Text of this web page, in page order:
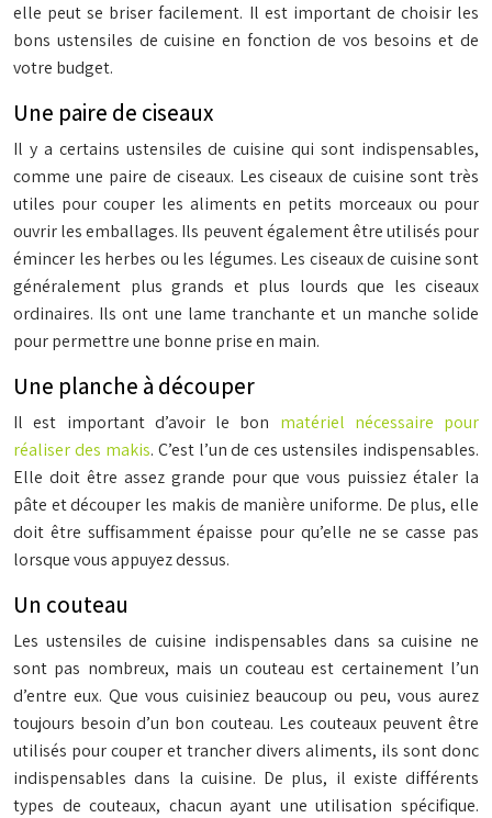
elle peut se briser facilement. Il est important de choisir les
bons ustensiles de cuisine en fonction de vos besoins et de
votre budget.
Une paire de ciseaux
Il y a certains ustensiles de cuisine qui sont indispensables,
comme une paire de ciseaux. Les ciseaux de cuisine sont très
utiles pour couper les aliments en petits morceaux ou pour
ouvrir les emballages. Ils peuvent également être utilisés pour
émincer les herbes ou les légumes. Les ciseaux de cuisine sont
généralement plus grands et plus lourds que les ciseaux
ordinaires. Ils ont une lame tranchante et un manche solide
pour permettre une bonne prise en main.
Une planche à découper
Il est important d’avoir le bon matériel nécessaire pour
réaliser des makis. C’est l’un de ces ustensiles indispensables.
Elle doit être assez grande pour que vous puissiez étaler la
pâte et découper les makis de manière uniforme. De plus, elle
doit être suffisamment épaisse pour qu’elle ne se casse pas
lorsque vous appuyez dessus.
Un couteau
Les ustensiles de cuisine indispensables dans sa cuisine ne
sont pas nombreux, mais un couteau est certainement l’un
d’entre eux. Que vous cuisiniez beaucoup ou peu, vous aurez
toujours besoin d’un bon couteau. Les couteaux peuvent être
utilisés pour couper et trancher divers aliments, ils sont donc
indispensables dans la cuisine. De plus, il existe différents
types de couteaux, chacun ayant une utilisation spécifique.